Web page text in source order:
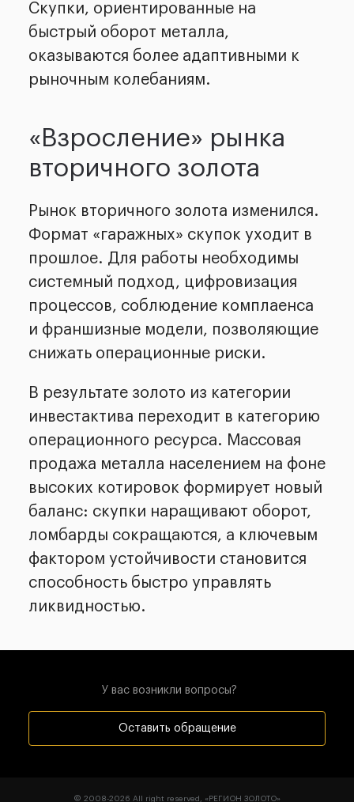
Скупки, ориентированные на
быстрый оборот металла,
оказываются более адаптивными к
рыночным колебаниям.
«Взросление» рынка
вторичного золота
Рынок вторичного золота изменился.
Формат «гаражных» скупок уходит в
прошлое. Для работы необходимы
системный подход, цифровизация
процессов, соблюдение комплаенса
и франшизные модели, позволяющие
снижать операционные риски.
В результате золото из категории
инвестактива переходит в категорию
операционного ресурса. Массовая
продажа металла населением на фоне
высоких котировок формирует новый
баланс: скупки наращивают оборот,
ломбарды сокращаются, а ключевым
фактором устойчивости становится
способность быстро управлять
ликвидностью.
У вас возникли вопросы?
Оставить обращение
© 2008-2026 All right reserved, «РЕГИОН ЗОЛОТО»